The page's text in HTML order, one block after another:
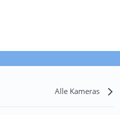
Alle Kameras